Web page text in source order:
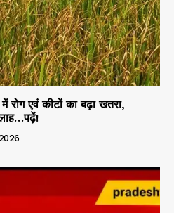
रोग एवं कीटों का बढ़ा खतरा,